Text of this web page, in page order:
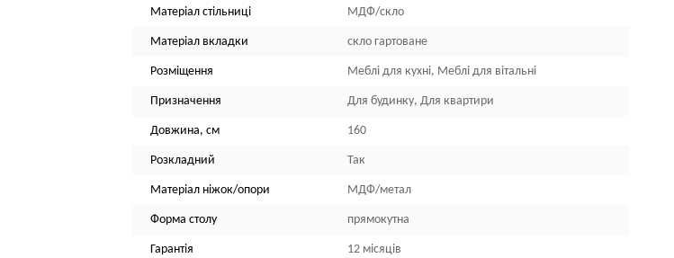
Матеріал стільниці МДФ/скло
Матеріал вкладки скло гартоване
Розміщення Меблі для кухні, Меблі для вітальні
Призначення Для будинку, Для квартири
Довжина, см 160
Розкладний Так
Матеріал ніжок/опори МДФ/метал
Форма столу прямокутна
Гарантія 12 місяців